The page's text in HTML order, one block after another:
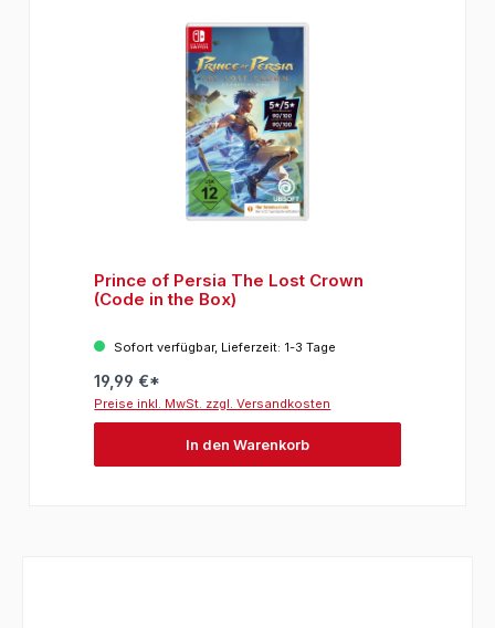
Prince of Persia The Lost Crown
(Code in the Box)
Sofort verfügbar, Lieferzeit: 1-3 Tage
19,99 €*
Preise inkl. MwSt. zzgl. Versandkosten
In den Warenkorb